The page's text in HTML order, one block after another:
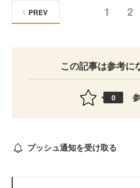
1 2
PREV
この記事は参考に
0
プッシュ通知を受け取る